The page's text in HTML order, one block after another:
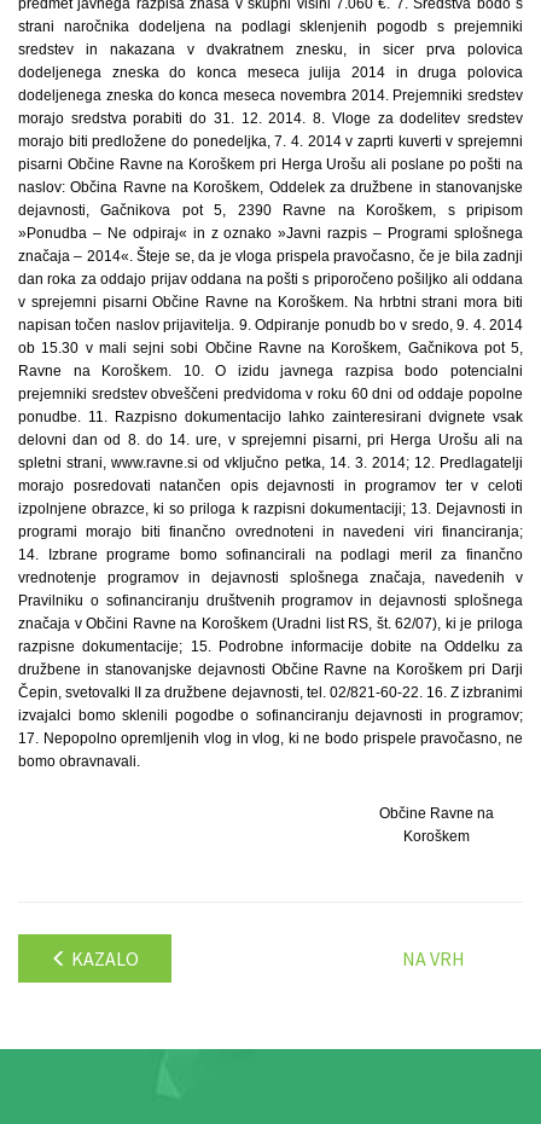
predmet javnega razpisa znaša v skupni višini 7.060 €. 7. Sredstva bodo s
strani naročnika dodeljena na podlagi sklenjenih pogodb s prejemniki
sredstev in nakazana v dvakratnem znesku, in sicer prva polovica
dodeljenega zneska do konca meseca julija 2014 in druga polovica
dodeljenega zneska do konca meseca novembra 2014. Prejemniki sredstev
morajo sredstva porabiti do 31. 12. 2014. 8. Vloge za dodelitev sredstev
morajo biti predložene do ponedeljka, 7. 4. 2014 v zaprti kuverti v sprejemni
pisarni Občine Ravne na Koroškem pri Herga Urošu ali poslane po pošti na
naslov: Občina Ravne na Koroškem, Oddelek za družbene in stanovanjske
dejavnosti, Gačnikova pot 5, 2390 Ravne na Koroškem, s pripisom
»Ponudba – Ne odpiraj« in z oznako »Javni razpis – Programi splošnega
značaja – 2014«. Šteje se, da je vloga prispela pravočasno, če je bila zadnji
dan roka za oddajo prijav oddana na pošti s priporočeno pošiljko ali oddana
v sprejemni pisarni Občine Ravne na Koroškem. Na hrbtni strani mora biti
napisan točen naslov prijavitelja. 9. Odpiranje ponudb bo v sredo, 9. 4. 2014
ob 15.30 v mali sejni sobi Občine Ravne na Koroškem, Gačnikova pot 5,
Ravne na Koroškem. 10. O izidu javnega razpisa bodo potencialni
prejemniki sredstev obveščeni predvidoma v roku 60 dni od oddaje popolne
ponudbe. 11. Razpisno dokumentacijo lahko zainteresirani dvignete vsak
delovni dan od 8. do 14. ure, v sprejemni pisarni, pri Herga Urošu ali na
spletni strani, www.ravne.si od vključno petka, 14. 3. 2014; 12. Predlagatelji
morajo posredovati natančen opis dejavnosti in programov ter v celoti
izpolnjene obrazce, ki so priloga k razpisni dokumentaciji; 13. Dejavnosti in
programi morajo biti finančno ovrednoteni in navedeni viri financiranja;
14. Izbrane programe bomo sofinancirali na podlagi meril za finančno
vrednotenje programov in dejavnosti splošnega značaja, navedenih v
Pravilniku o sofinanciranju društvenih programov in dejavnosti splošnega
značaja v Občini Ravne na Koroškem (Uradni list RS, št. 62/07), ki je priloga
razpisne dokumentacije; 15. Podrobne informacije dobite na Oddelku za
družbene in stanovanjske dejavnosti Občine Ravne na Koroškem pri Darji
Čepin, svetovalki II za družbene dejavnosti, tel. 02/821-60-22. 16. Z izbranimi
izvajalci bomo sklenili pogodbe o sofinanciranju dejavnosti in programov;
17. Nepopolno opremljenih vlog in vlog, ki ne bodo prispele pravočasno, ne
bomo obravnavali.
Občine Ravne na
Koroškem
KAZALO NA VRH